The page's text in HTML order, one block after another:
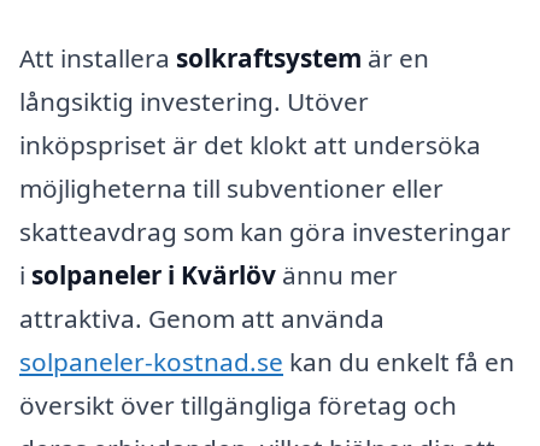
Att installera solkraftsystem är en
långsiktig investering. Utöver
inköpspriset är det klokt att undersöka
möjligheterna till subventioner eller
skatteavdrag som kan göra investeringar
i solpaneler i Kvärlöv ännu mer
attraktiva. Genom att använda
solpaneler-kostnad.se kan du enkelt få en
översikt över tillgängliga företag och